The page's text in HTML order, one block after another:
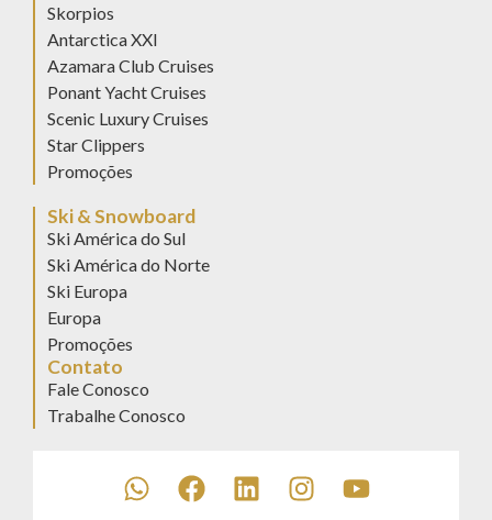
Skorpios
Antarctica XXI
Azamara Club Cruises
Ponant Yacht Cruises
Scenic Luxury Cruises
Star Clippers
Promoções
Ski & Snowboard
Ski América do Sul
Ski América do Norte
Ski Europa
Europa
Promoções
Contato
Fale Conosco
Trabalhe Conosco